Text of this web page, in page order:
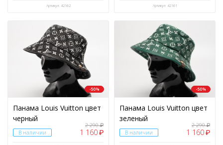
Артикул: 42162 Артикул: 42161
-50%
Панама Louis Vuitton цвет
черный
В наличии
2 290₽
1 160₽
-50%
Панама Louis Vuitton цвет
зеленый
В наличии
2 290₽
1 160₽